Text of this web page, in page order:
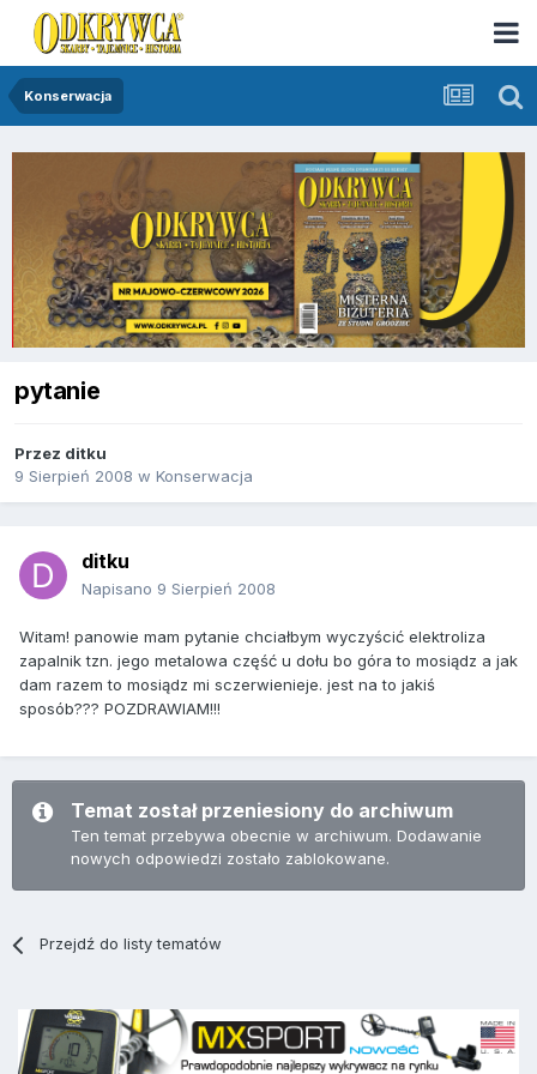
Konserwacja
pytanie
Przez ditku
9 Sierpień 2008 w Konserwacja
ditku
Napisano 9 Sierpień 2008
Witam! panowie mam pytanie chciałbym wyczyścić elektroliza
zapalnik tzn. jego metalowa część u dołu bo góra to mosiądz a jak
dam razem to mosiądz mi sczerwienieje. jest na to jakiś
sposób??? POZDRAWIAM!!!
Temat został przeniesiony do archiwum
Ten temat przebywa obecnie w archiwum. Dodawanie
nowych odpowiedzi zostało zablokowane.
Przejdź do listy tematów